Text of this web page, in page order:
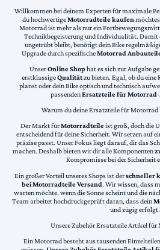
Willkommen bei deinem Experten für maximale
du hochwertigeMotorradteile kaufen
Motorrad ist mehr als nur ein
Technikbegeisterung und Individualität. Damit
ungetrübt bleibt, benötigt dein Bike
Upgrade durch spezifischeMotorrad
UnserOnline Shophat es sich zur Aufgabe
erstklassigeQualitätzu bieten. Egal, ob du eine
planst oder dein Bike optisch und technisch
passendenErsatzteile für Motorrad
Warum du deine Ersatzteile für Motorrad
Der Markt fürMotorradteileist groß, doch die
entscheidend für deine Sicherheit. Wir setzen auf
präzise passt. Unser Fokus liegt darauf, dir das
machen. Deshalb bieten wir dir alle Komponenten
Kompromisse bei der Sicherheit
Ein großer Vorteil unseres Shops ist derschneller
bei Motorradteile Versand. Wir wissen, dass
warten möchte, wenn die Sonne scheint und die
Team arbeitet hochdruckgeprüft daran, dass dein
und zügig erfolgt.
Unsere Zubehör Ersatzteile Artikel
Ein Motorrad besteht aus tausenden